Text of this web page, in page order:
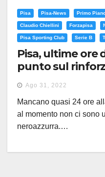
Pisa Pisa-News Primo
Claudio Chiellini Forzapisa
Pisa Sporting Club Serie B
Pisa, ultime ore
punto sul
offensivo
Ago 31, 2022
Mancano quasi 24 ore
al momento non ci sono
neroazzurra.…